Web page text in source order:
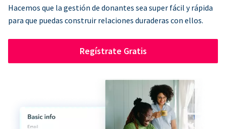
Hacemos que la gestión de donantes sea super fácil y rápida
para que puedas construir relaciones duraderas con ellos.
Regístrate Gratis